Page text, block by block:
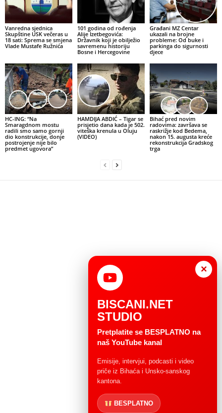
Vanredna sjednica
Skupštine USK večeras u
18 sati: Sprema se smjena
Vlade Mustafe Ružnića
101 godina od rođenja
Alije Izetbegovića:
Državnik koji je obilježio
savremenu historiju
Bosne i Hercegovine
Građani MZ Centar
ukazali na brojne
probleme: Od buke i
parkinga do sigurnosti
djece
HC-ING: “Na
Smaragdnom mostu
radili smo samo gornji
dio konstrukcije, donje
postrojenje nije bilo
predmet ugovora”
HAMDIJA ABDIĆ – Tigar se
prisjetio dana kada je 502.
viteška krenula u Oluju
(VIDEO)
Bihać pred novim
radovima: završava se
raskrižje kod Bedema,
nakon 15. augusta kreće
rekonstrukcija Gradskog
trga
×
BISCANI.NET
STUDIO
Pretplatite se BESPLATNO na
naš YouTube kanal
Emisije, intervjui, podcasti i video
priče iz Bihaća i Unsko-sanskog
kantona.
BESPLATNO